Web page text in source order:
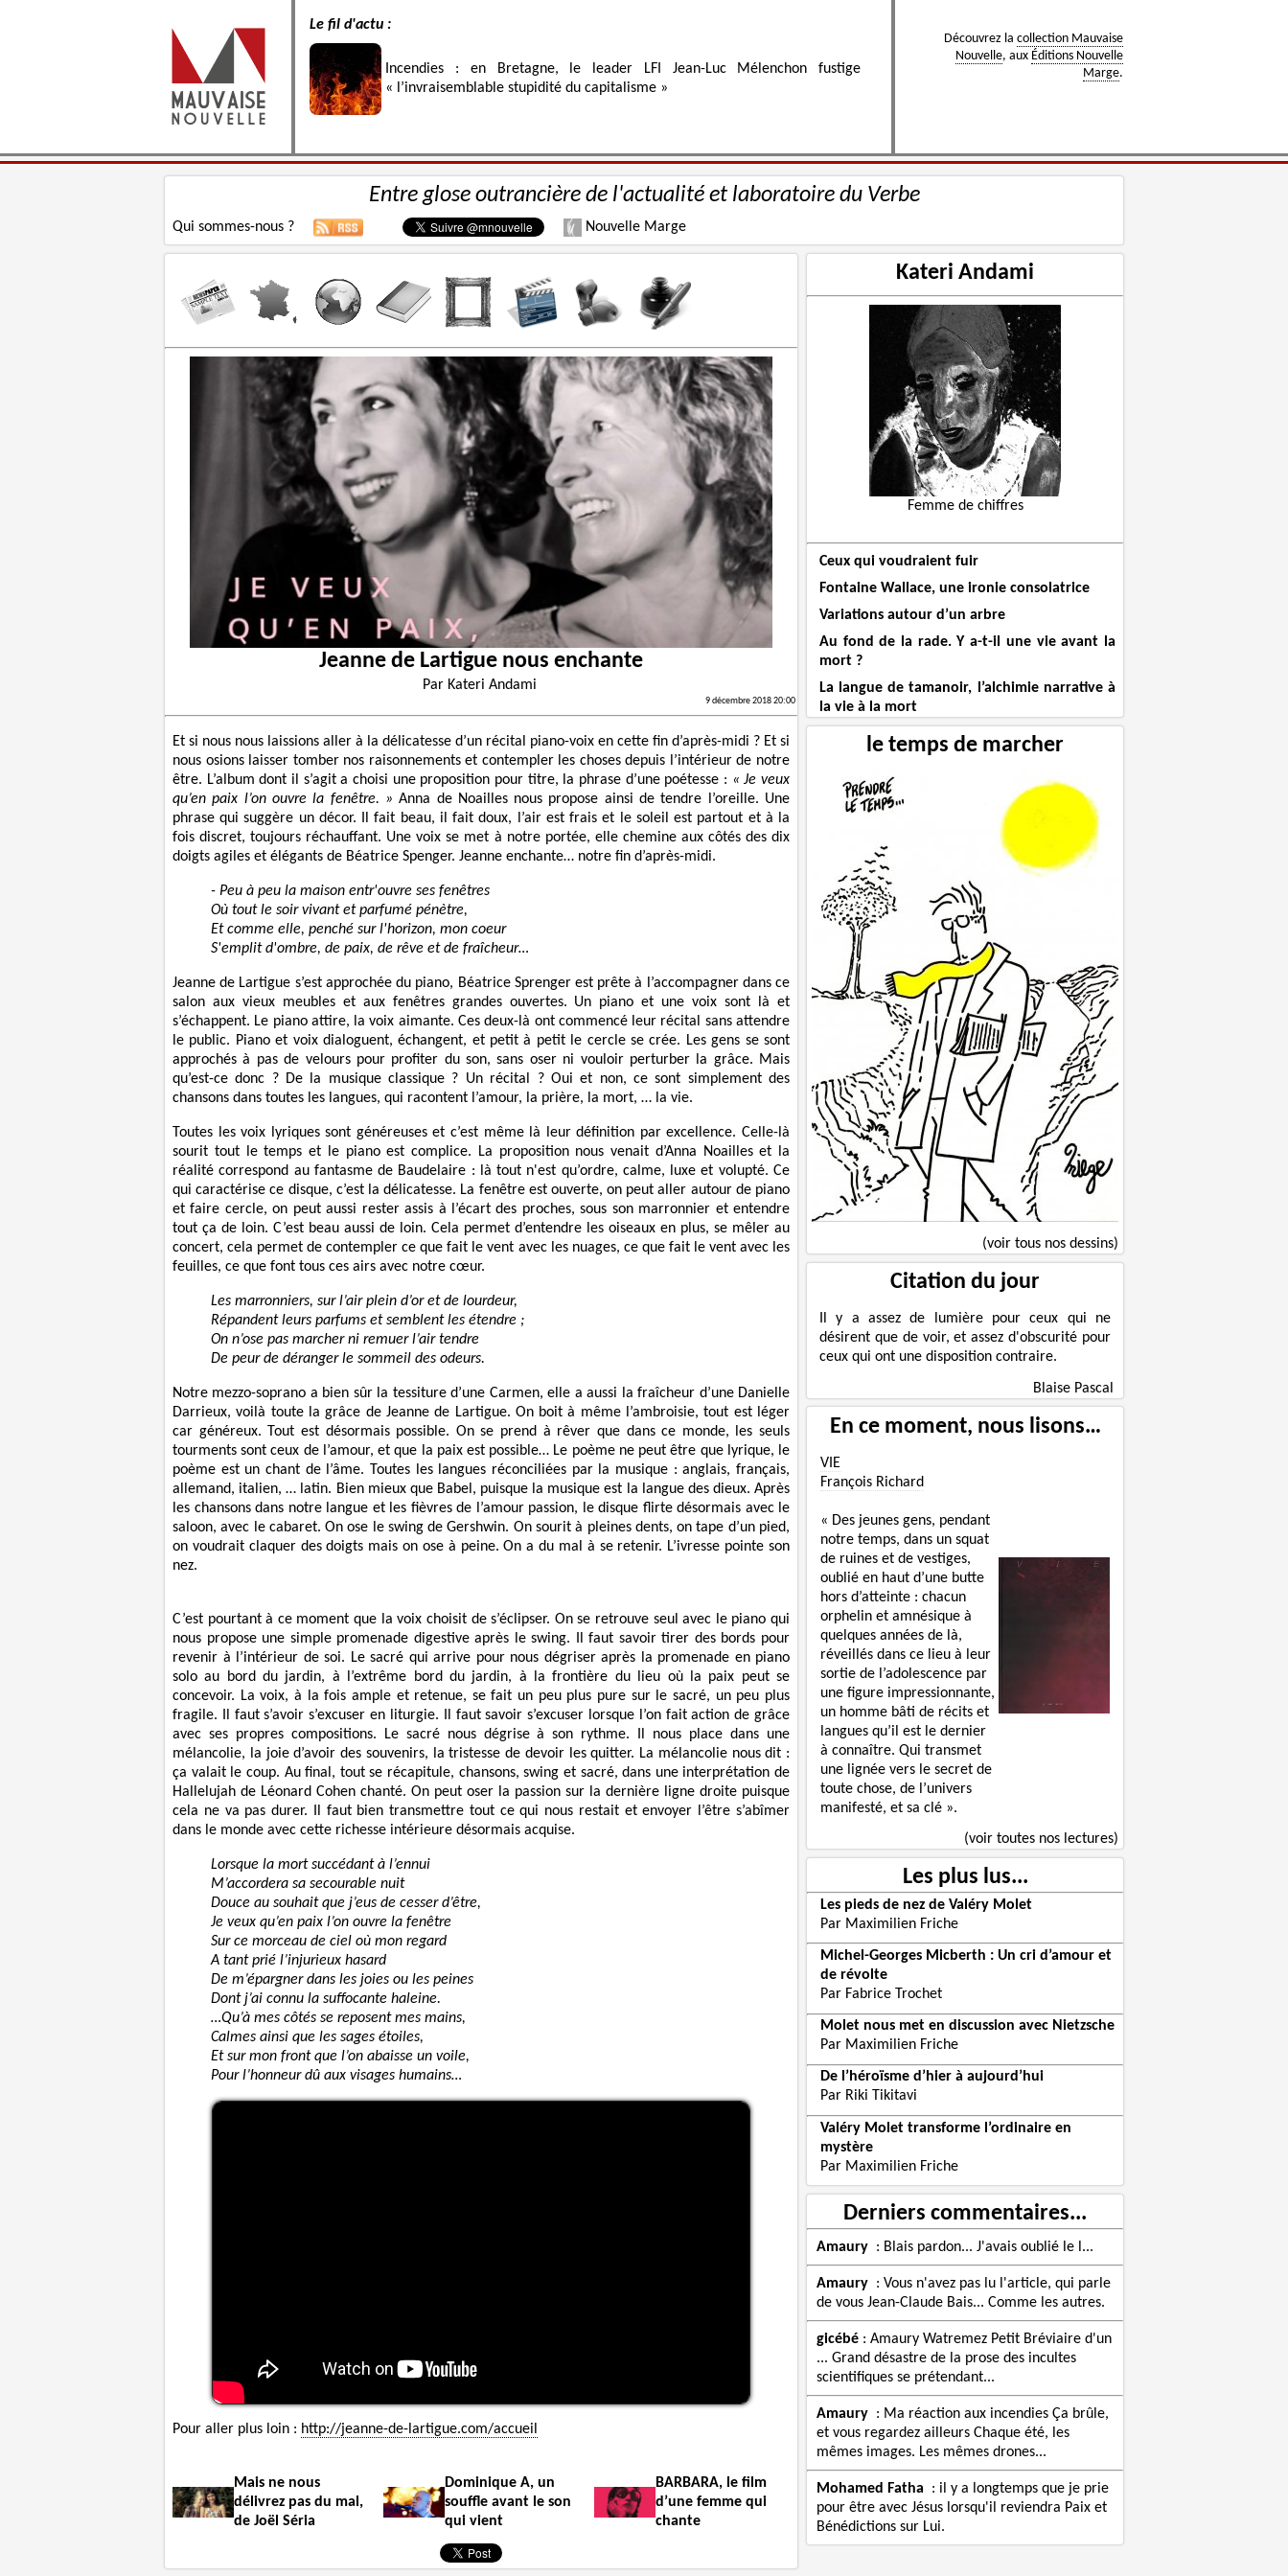
Le fil d'actu :
Incendies : en Bretagne, le leader LFI Jean-Luc Mélenchon fustige
« l’invraisemblable stupidité du capitalisme »
Découvrez la collection Mauvaise
Nouvelle, aux Éditions Nouvelle
Marge.
Entre glose outrancière de l'actualité et laboratoire du Verbe
Qui sommes-nous ? Nouvelle Marge
Jeanne de Lartigue nous enchante
Par Kateri Andami
9 décembre 2018 20:00
Et si nous nous laissions aller à la délicatesse d’un récital piano-voix en cette fin d’après-midi ? Et si
nous osions laisser tomber nos raisonnements et contempler les choses depuis l’intérieur de notre
être. L’album dont il s’agit a choisi une proposition pour titre, la phrase d’une poétesse : « Je veux
qu’en paix l’on ouvre la fenêtre. » Anna de Noailles nous propose ainsi de tendre l’oreille. Une
phrase qui suggère un décor. Il fait beau, il fait doux, l’air est frais et le soleil est partout et à la
fois discret, toujours réchauffant. Une voix se met à notre portée, elle chemine aux côtés des dix
doigts agiles et élégants de Béatrice Spenger. Jeanne enchante… notre fin d’après-midi.
- Peu à peu la maison entr'ouvre ses fenêtres
Où tout le soir vivant et parfumé pénètre,
Et comme elle, penché sur l'horizon, mon coeur
S'emplit d'ombre, de paix, de rêve et de fraîcheur…
Jeanne de Lartigue s’est approchée du piano, Béatrice Sprenger est prête à l’accompagner dans ce
salon aux vieux meubles et aux fenêtres grandes ouvertes. Un piano et une voix sont là et
s’échappent. Le piano attire, la voix aimante. Ces deux-là ont commencé leur récital sans attendre
le public. Piano et voix dialoguent, échangent, et petit à petit le cercle se crée. Les gens se sont
approchés à pas de velours pour profiter du son, sans oser ni vouloir perturber la grâce. Mais
qu’est-ce donc ? De la musique classique ? Un récital ? Oui et non, ce sont simplement des
chansons dans toutes les langues, qui racontent l’amour, la prière, la mort, … la vie.
Toutes les voix lyriques sont généreuses et c’est même là leur définition par excellence. Celle-là
sourit tout le temps et le piano est complice. La proposition nous venait d’Anna Noailles et la
réalité correspond au fantasme de Baudelaire : là tout n'est qu’ordre, calme, luxe et volupté. Ce
qui caractérise ce disque, c’est la délicatesse. La fenêtre est ouverte, on peut aller autour de piano
et faire cercle, on peut aussi rester assis à l’écart des proches, sous son marronnier et entendre
tout ça de loin. C’est beau aussi de loin. Cela permet d’entendre les oiseaux en plus, se mêler au
concert, cela permet de contempler ce que fait le vent avec les nuages, ce que fait le vent avec les
feuilles, ce que font tous ces airs avec notre cœur.
Les marronniers, sur l’air plein d’or et de lourdeur,
Répandent leurs parfums et semblent les étendre ;
On n’ose pas marcher ni remuer l’air tendre
De peur de déranger le sommeil des odeurs.
Notre mezzo-soprano a bien sûr la tessiture d’une Carmen, elle a aussi la fraîcheur d’une Danielle
Darrieux, voilà toute la grâce de Jeanne de Lartigue. On boit à même l’ambroisie, tout est léger
car généreux. Tout est désormais possible. On se prend à rêver que dans ce monde, les seuls
tourments sont ceux de l’amour, et que la paix est possible… Le poème ne peut être que lyrique, le
poème est un chant de l’âme. Toutes les langues réconciliées par la musique : anglais, français,
allemand, italien, … latin. Bien mieux que Babel, puisque la musique est la langue des dieux. Après
les chansons dans notre langue et les fièvres de l’amour passion, le disque flirte désormais avec le
saloon, avec le cabaret. On ose le swing de Gershwin. On sourit à pleines dents, on tape d’un pied,
on voudrait claquer des doigts mais on ose à peine. On a du mal à se retenir. L’ivresse pointe son
nez.
C’est pourtant à ce moment que la voix choisit de s’éclipser. On se retrouve seul avec le piano qui
nous propose une simple promenade digestive après le swing. Il faut savoir tirer des bords pour
revenir à l’intérieur de soi. Le sacré qui arrive pour nous dégriser après la promenade en piano
solo au bord du jardin, à l’extrême bord du jardin, à la frontière du lieu où la paix peut se
concevoir. La voix, à la fois ample et retenue, se fait un peu plus pure sur le sacré, un peu plus
fragile. Il faut s’avoir s’excuser en liturgie. Il faut savoir s’excuser lorsque l’on fait action de grâce
avec ses propres compositions. Le sacré nous dégrise à son rythme. Il nous place dans une
mélancolie, la joie d’avoir des souvenirs, la tristesse de devoir les quitter. La mélancolie nous dit :
ça valait le coup. Au final, tout se récapitule, chansons, swing et sacré, dans une interprétation de
Hallelujah de Léonard Cohen chanté. On peut oser la passion sur la dernière ligne droite puisque
cela ne va pas durer. Il faut bien transmettre tout ce qui nous restait et envoyer l’être s’abîmer
dans le monde avec cette richesse intérieure désormais acquise.
Lorsque la mort succédant à l’ennui
M’accordera sa secourable nuit
Douce au souhait que j’eus de cesser d’être,
Je veux qu’en paix l’on ouvre la fenêtre
Sur ce morceau de ciel où mon regard
A tant prié l’injurieux hasard
De m’épargner dans les joies ou les peines
Dont j’ai connu la suffocante haleine.
…Qu’à mes côtés se reposent mes mains,
Calmes ainsi que les sages étoiles,
Et sur mon front que l’on abaisse un voile,
Pour l’honneur dû aux visages humains…
Pour aller plus loin : http://jeanne-de-lartigue.com/accueil
Mais ne nous
délivrez pas du mal,
de Joël Séria
Dominique A, un
souffle avant le son
qui vient
BARBARA, le film
d’une femme qui
chante
Kateri Andami
Femme de chiffres
Ceux qui voudraient fuir
Fontaine Wallace, une ironie consolatrice
Variations autour d’un arbre
Au fond de la rade. Y a-t-il une vie avant la
mort ?
La langue de tamanoir, l’alchimie narrative à
la vie à la mort
le temps de marcher
(voir tous nos dessins)
Citation du jour
Il y a assez de lumière pour ceux qui ne
désirent que de voir, et assez d'obscurité pour
ceux qui ont une disposition contraire.
Blaise Pascal
En ce moment, nous lisons…
VIE
François Richard
« Des jeunes gens, pendant
notre temps, dans un squat
de ruines et de vestiges,
oublié en haut d’une butte
hors d’atteinte : chacun
orphelin et amnésique à
quelques années de là,
réveillés dans ce lieu à leur
sortie de l’adolescence par
une figure impressionnante,
un homme bâti de récits et
langues qu’il est le dernier
à connaître. Qui transmet
une lignée vers le secret de
toute chose, de l’univers
manifesté, et sa clé ».
(voir toutes nos lectures)
Les plus lus...
Les pieds de nez de Valéry Molet
Par Maximilien Friche
Michel-Georges Micberth : Un cri d’amour et
de révolte
Par Fabrice Trochet
Molet nous met en discussion avec Nietzsche
Par Maximilien Friche
De l’héroïsme d’hier à aujourd’hui
Par Riki Tikitavi
Valéry Molet transforme l’ordinaire en
mystère
Par Maximilien Friche
Derniers commentaires...
Amaury : Blais pardon... J'avais oublié le l...
Amaury : Vous n'avez pas lu l'article, qui parle
de vous Jean-Claude Bais... Comme les autres.
gicébé: Amaury Watremez Petit Bréviaire d'un
... Grand désastre de la prose des incultes
scientifiques se prétendant...
Amaury : Ma réaction aux incendies Ça brûle,
et vous regardez ailleurs Chaque été, les
mêmes images. Les mêmes drones...
Mohamed Fatha : il y a longtemps que je prie
pour être avec Jésus lorsqu'il reviendra Paix et
Bénédictions sur Lui.